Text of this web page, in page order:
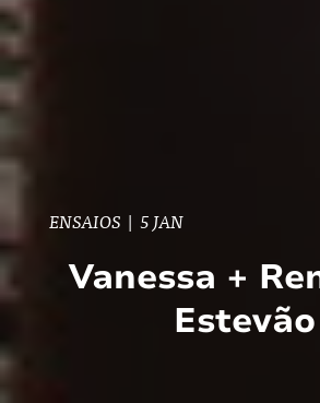
ENSAIOS | 5 JAN
Vanessa +
Estevão